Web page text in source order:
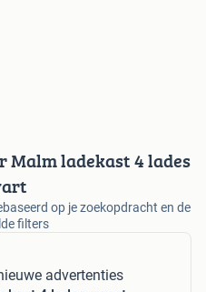
Malm ladekast 4 lades
op je zoekopdracht en de
filters
advertenties